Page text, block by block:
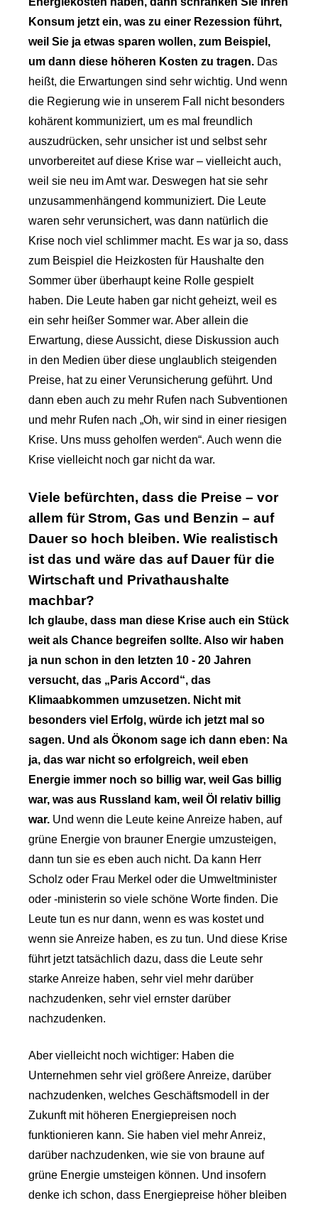
Konsum jetzt ein, was zu einer Rezession führt,
weil Sie ja etwas sparen wollen, zum Beispiel,
um dann diese höheren Kosten zu tragen. Das
heißt, die Erwartungen sind sehr wichtig. Und wenn
die Regierung wie in unserem Fall nicht besonders
kohärent kommuniziert, um es mal freundlich
auszudrücken, sehr unsicher ist und selbst sehr
unvorbereitet auf diese Krise war – vielleicht auch,
weil sie neu im Amt war. Deswegen hat sie sehr
unzusammenhängend kommuniziert. Die Leute
waren sehr verunsichert, was dann natürlich die
Krise noch viel schlimmer macht. Es war ja so, dass
zum Beispiel die Heizkosten für Haushalte den
Sommer über überhaupt keine Rolle gespielt
haben. Die Leute haben gar nicht geheizt, weil es
ein sehr heißer Sommer war. Aber allein die
Erwartung, diese Aussicht, diese Diskussion auch
in den Medien über diese unglaublich steigenden
Preise, hat zu einer Verunsicherung geführt. Und
dann eben auch zu mehr Rufen nach Subventionen
und mehr Rufen nach „Oh, wir sind in einer riesigen
Krise. Uns muss geholfen werden“. Auch wenn die
Krise vielleicht noch gar nicht da war.
Viele befürchten, dass die Preise – vor
allem für Strom, Gas und Benzin – auf
Dauer so hoch bleiben. Wie realistisch
ist das und wäre das auf Dauer für die
Wirtschaft und Privathaushalte
machbar?
Ich glaube, dass man diese Krise auch ein Stück
weit als Chance begreifen sollte. Also wir haben
ja nun schon in den letzten 10 - 20 Jahren
versucht, das „Paris Accord“, das
Klimaabkommen umzusetzen. Nicht mit
besonders viel Erfolg, würde ich jetzt mal so
sagen. Und als Ökonom sage ich dann eben: Na
ja, das war nicht so erfolgreich, weil eben
Energie immer noch so billig war, weil Gas billig
war, was aus Russland kam, weil Öl relativ billig
war. Und wenn die Leute keine Anreize haben, auf
grüne Energie von brauner Energie umzusteigen,
dann tun sie es eben auch nicht. Da kann Herr
Scholz oder Frau Merkel oder die Umweltminister
oder -ministerin so viele schöne Worte finden. Die
Leute tun es nur dann, wenn es was kostet und
wenn sie Anreize haben, es zu tun. Und diese Krise
führt jetzt tatsächlich dazu, dass die Leute sehr
starke Anreize haben, sehr viel mehr darüber
nachzudenken, sehr viel ernster darüber
nachzudenken.
Aber vielleicht noch wichtiger: Haben die
Unternehmen sehr viel größere Anreize, darüber
nachzudenken, welches Geschäftsmodell in der
Zukunft mit höheren Energiepreisen noch
funktionieren kann. Sie haben viel mehr Anreiz,
darüber nachzudenken, wie sie von braune auf
grüne Energie umsteigen können. Und insofern
denke ich schon, dass Energiepreise höher bleiben